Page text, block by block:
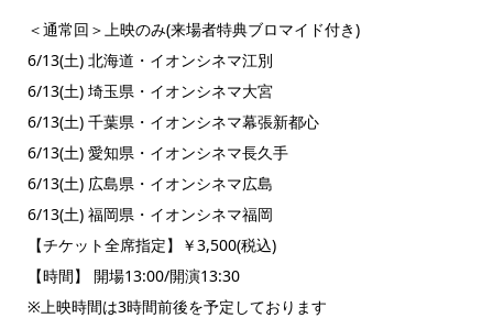
＜通常回＞上映のみ(来場者特典ブロマイド付き)
6/13(土) 北海道・イオンシネマ江別
6/13(土) 埼玉県・イオンシネマ大宮
6/13(土) 千葉県・イオンシネマ幕張新都心
6/13(土) 愛知県・イオンシネマ長久手
6/13(土) 広島県・イオンシネマ広島
6/13(土) 福岡県・イオンシネマ福岡
【チケット全席指定】￥3,500(税込)
【時間】 開場13:00/開演13:30
※上映時間は3時間前後を予定しております